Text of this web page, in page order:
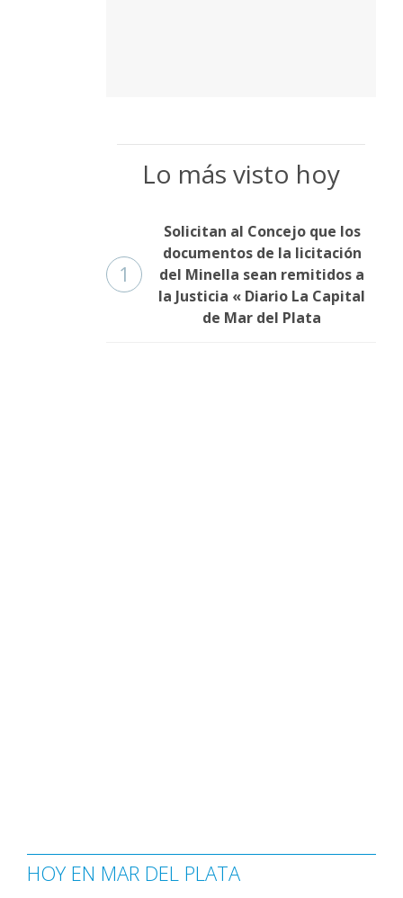
Lo más visto hoy
1
Solicitan al Concejo que los
documentos de la licitación
del Minella sean remitidos a
la Justicia « Diario La Capital
de Mar del Plata
HOY EN MAR DEL PLATA